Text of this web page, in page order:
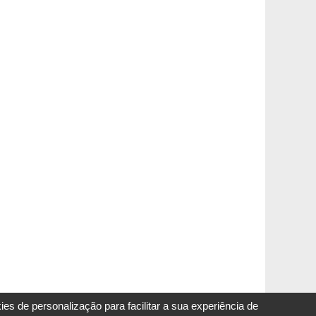
de personalização para facilitar a sua experiência de